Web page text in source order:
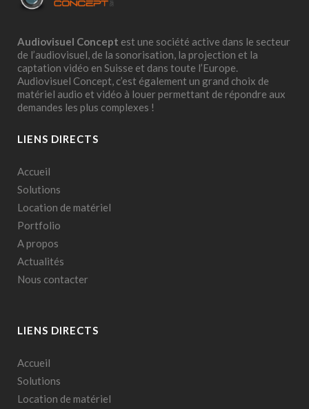
Audiovisuel Concept est une société active dans le secteur
de l’audiovisuel, de la sonorisation, la projection et la
captation vidéo en Suisse et dans toute l’Europe.
Audiovisuel Concept, c’est également un grand choix de
matériel audio et vidéo à louer permettant de répondre aux
demandes les plus complexes !
LIENS DIRECTS
Accueil
Solutions
Location de matériel
Portfolio
A propos
Actualités
Nous contacter
LIENS DIRECTS
Accueil
Solutions
Location de matériel